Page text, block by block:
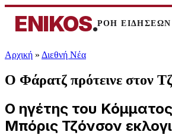
ENIKOS.ΡΟΗ ΕΙΔΗΣΕΩΝ
Αρχική » Διεθνή Νέα
Ο Φάρατζ πρότεινε στον
Ο ηγέτης του
Μπόρις Τζόνσον